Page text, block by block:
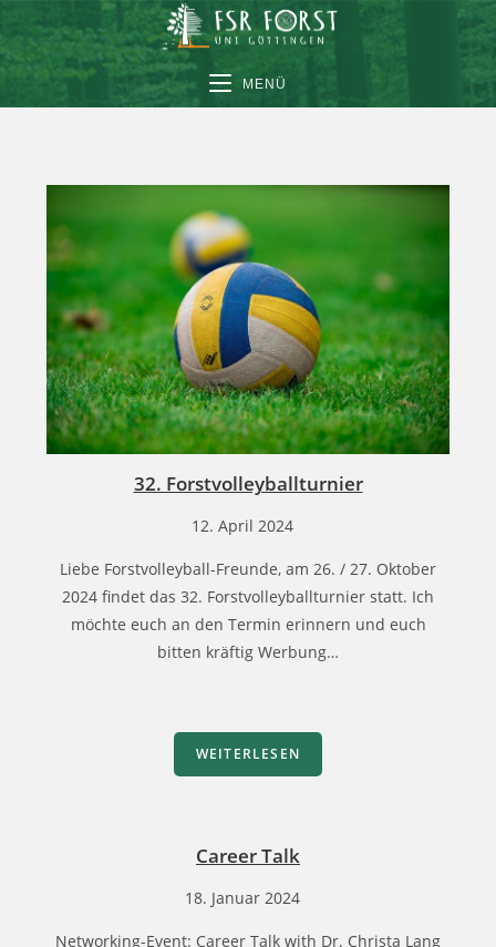
MENÜ
32. Forstvolleyballturnier
12. April 2024
Liebe Forstvolleyball-Freunde, am 26. / 27. Oktober
2024 findet das 32. Forstvolleyballturnier statt. Ich
möchte euch an den Termin erinnern und euch
bitten kräftig Werbung…
WEITERLESEN
Career Talk
18. Januar 2024
Networking-Event: Career Talk with Dr. Christa Lang